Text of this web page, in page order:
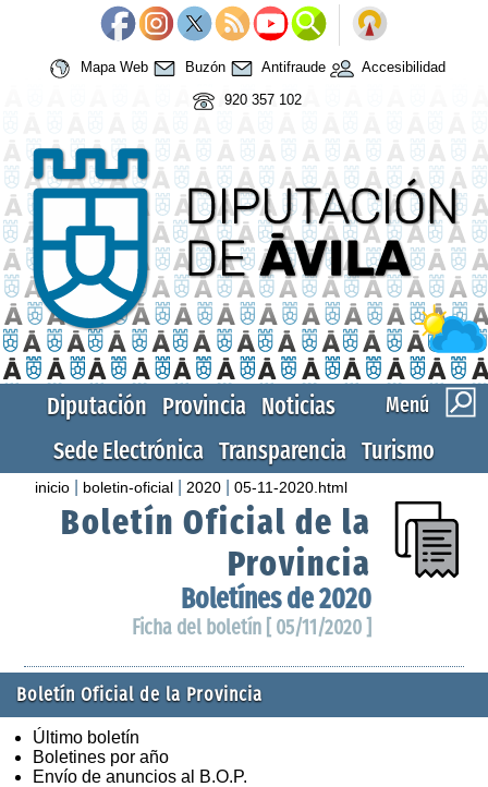
Mapa Web Buzón Antifraude
Accesibilidad
920 357 102
Menú
Diputación Provincia Noticias
Sede Electrónica Transparencia Turismo
inicio boletin-oficial 2020 |05-11-2020.html
Boletín Oficial de la
Provincia
Boletínes de 2020
Ficha del boletín [ 05/11/2020 ]
Boletín Oficial de la Provincia
Último boletín
Boletines por año
Envío de anuncios al B.O.P.